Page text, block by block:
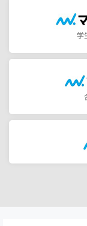
学